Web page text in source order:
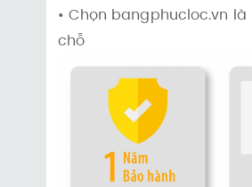
• Chọn bangphucloc.vn
chỗ